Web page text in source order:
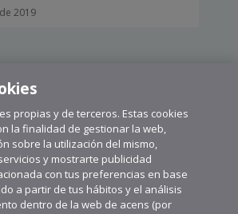
2019
CARGAR MÁS
propias y de terceros. Estas cookies
la finalidad de gestionar la web,
sobre la utilización del mismo,
y mostrarte publicidad
con tus preferencias en base
a partir de tus hábitos y el análisis
dentro de la web de acens (por